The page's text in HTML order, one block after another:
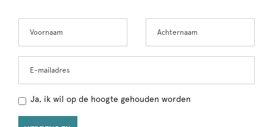
this
Ja, ik wil op de hoogte gehouden worden